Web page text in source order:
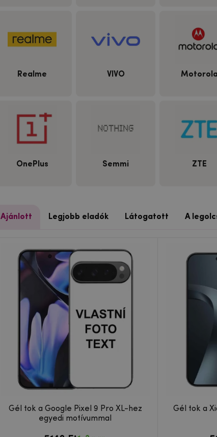
Realme VIVO Motorola
OnePlus Semmi ZTE
Ajánlott Legjobb eladók Látogatott A
Gél tok a Google Pixel 9 Pro XL-hez
egyedi motívummal
Gél tok a